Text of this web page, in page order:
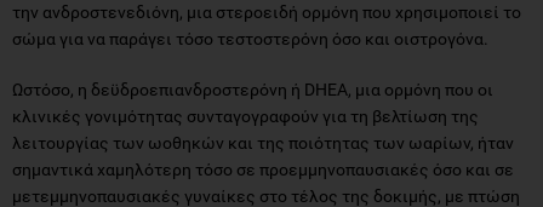
την ανδροστενεδιόνη, μια στεροειδή ορμόνη που χρησιμοποιεί το
σώμα για να παράγει τόσο τεστοστερόνη όσο και οιστρογόνα.
Ωστόσο, η δεϋδροεπιανδροστερόνη ή DHEA, μια ορμόνη που οι
κλινικές γονιμότητας συνταγογραφούν για τη βελτίωση της
λειτουργίας των ωοθηκών και της ποιότητας των ωαρίων, ήταν
σημαντικά χαμηλότερη τόσο σε προεμμηνοπαυσιακές όσο και σε
μετεμμηνοπαυσιακές γυναίκες στο τέλος της δοκιμής, με πτώση